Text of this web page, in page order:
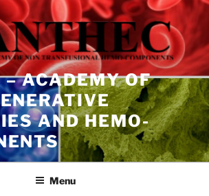
– ACADEMY OF
AND HEMO-
Menu